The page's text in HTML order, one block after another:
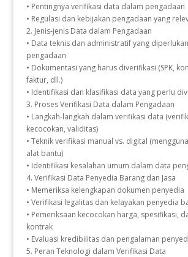
• Pentingnya verifikasi data dalam pengadaan
• Regulasi dan kebijakan pengadaan yang
2. Jenis-jenis Data dalam Pengadaan
• Data teknis dan administratif yang
pengadaan
• Dokumentasi yang harus diverifikasi (SPK,
faktur, dll.)
• Identifikasi dan klasifikasi data yang perlu
3. Proses Verifikasi Data dalam Pengadaan
• Langkah-langkah dalam verifikasi data
kecocokan, validitas)
• Teknik verifikasi manual vs. digital
alat bantu)
• Identifikasi kesalahan umum dalam data
4. Verifikasi Data Penyedia Barang dan Jasa
• Memeriksa kelengkapan dokumen penyedia
• Verifikasi legalitas dan kelayakan penyedia
• Pemeriksaan kecocokan harga, spesifikasi,
kontrak
• Evaluasi kredibilitas dan pengalaman
5. Peran Teknologi dalam Verifikasi Data